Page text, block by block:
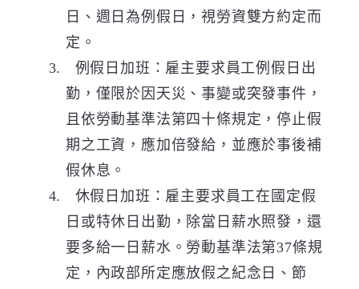
日、週日為例假日，視勞資雙方約定而
定。
例假日加班： 雇主要求員工例假日出
勤，僅限於 因天災、事變或突發事件，
且依勞動基準法第四十條規定 ，停止假
期之工資，應加倍發給，並應於事後補
假休息 。
休假日加班：雇主要求員工在國定假
日或特休日出勤 ， 除當日薪水照發 ，還
要多給一日薪水。勞動基準法第37條規
定，內政部所定應放假之紀念日、節